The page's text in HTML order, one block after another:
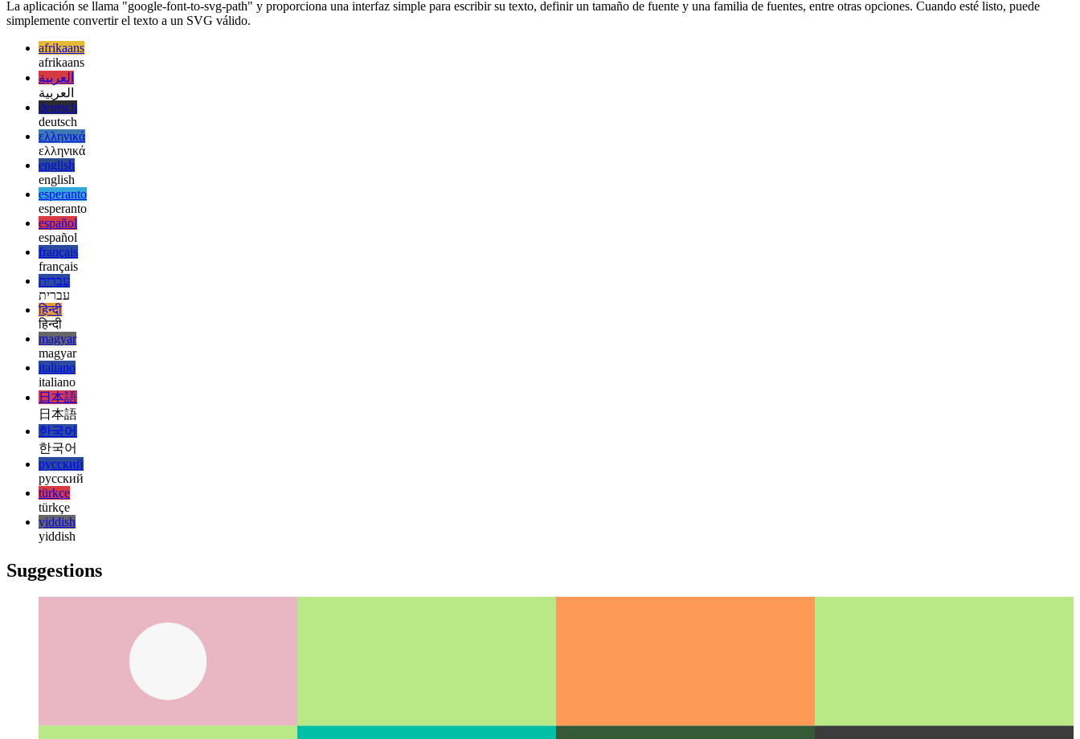
Image d5774c2fba1f
La aplicación se llama "google-font-to-svg-path" y proporciona una interfaz simple para escribir su texto, definir un tamaño de fuente y una familia de fuentes, entre otras opciones. Cuando esté listo, puede
simplemente convertir el texto a un SVG válido.
afrikaans
afrikaans
العربية
العربية
deutsch
deutsch
ελληνικά
ελληνικά
english
english
esperanto
esperanto
español
español
français
français
עברית
עברית
हिन्दी
हिन्दी
magyar
magyar
italiano
italiano
日本語
日本語
한국어
한국어
русский
русский
türkçe
türkçe
yiddish
Suggestions